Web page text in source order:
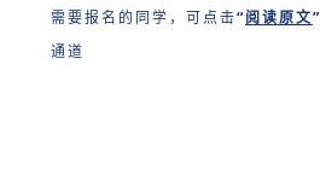
需要报名的同学，可点击“阅读原文”
通道